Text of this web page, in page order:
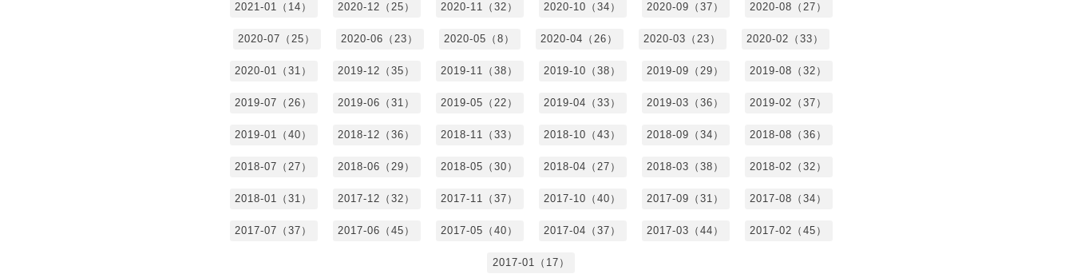
2021-01（14） 2020-12（25） 2020-11（32） 2020-10（34） 2020-09（37） 2020-08（27）
2020-07（25） 2020-06（23） 2020-05（8） 2020-04（26） 2020-03（23） 2020-02（33）
2020-01（31） 2019-12（35） 2019-11（38） 2019-10（38） 2019-09（29） 2019-08（32）
2019-07（26） 2019-06（31） 2019-05（22） 2019-04（33） 2019-03（36） 2019-02（37）
2019-01（40） 2018-12（36） 2018-11（33） 2018-10（43） 2018-09（34） 2018-08（36）
2018-07（27） 2018-06（29） 2018-05（30） 2018-04（27） 2018-03（38） 2018-02（32）
2018-01（31） 2017-12（32） 2017-11（37） 2017-10（40） 2017-09（31） 2017-08（34）
2017-07（37） 2017-06（45） 2017-05（40） 2017-04（37） 2017-03（44） 2017-02（45）
2017-01（17）